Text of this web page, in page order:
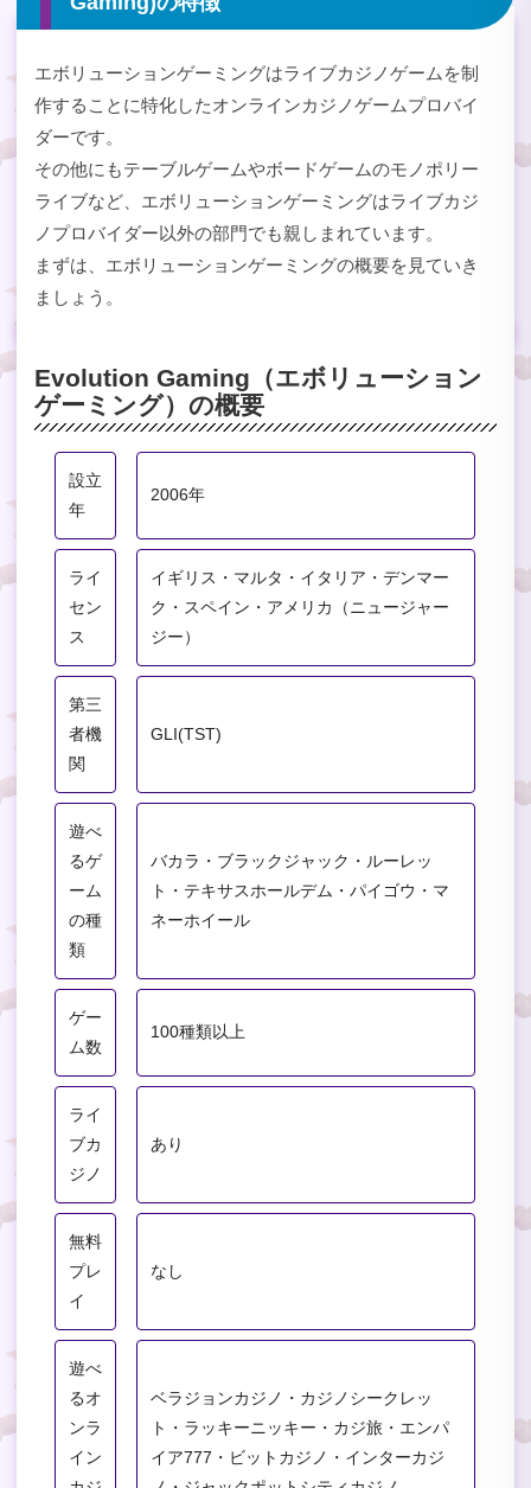
エボリューションゲーミングはライブカジノゲームを制
作することに特化したオンラインカジノゲームプロバイ
ダーです。
その他にもテーブルゲームやボードゲームのモノポリー
ライブなど、エボリューションゲーミングはライブカジ
ノプロバイダー以外の部門でも親しまれています。
まずは、エボリューションゲーミングの概要を見ていき
ましょう。
Evolution Gaming（エボリューション
ゲーミング）の概要
設立
年
2006年
ライ
セン
ス
イギリス・マルタ・イタリア・デンマー
ク・スペイン・アメリカ（ニュージャー
ジー）
第三
者機
関
GLI(TST)
遊べ
るゲ
ーム
の種
類
バカラ・ブラックジャック・ルーレッ
ト・テキサスホールデム・パイゴウ・マ
ネーホイール
ゲー
ム数
100種類以上
ライ
ブカ
ジノ
あり
無料
プレ
イ
なし
遊べ
るオ
ンラ
イン
ベラジョンカジノ・カジノシークレッ
ト・ラッキーニッキー・カジ旅・エンパ
イア777・ビットカジノ・インターカジ